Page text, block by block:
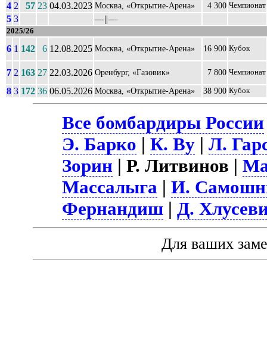
4 2 57 23 04.03.2023 Москва, «Открытие-Арена» 4 300 Чемпионат
5 3 ––||––
2025/26
6 1 142 6 12.08.2025 Москва, «Открытие-Арена» 16 900 Кубок
7 2 163 27 22.03.2026 Оренбург, «Газовик» 7 800 Чемпионат
8 3 172 36 06.05.2026 Москва, «Открытие-Арена» 38 900 Кубок
Все бомбардиры России
Э. Барко |К. Ву |Л.
Зорин | Р. Литвинов |
Массалыга |И.
Фернандиш |Д.
Для ваших